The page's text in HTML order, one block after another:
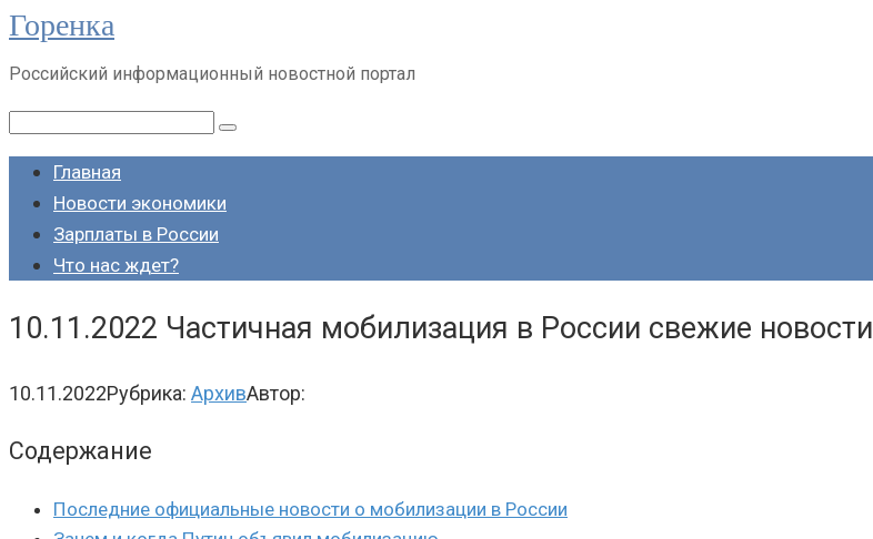
Перейти
контенту
Горенка
Российский информационный новостной портал
Поиск:
Главная
Новости экономики
Зарплаты в России
Что нас ждет?
10.11.2022 Частичная мобилизация в России свежие новости
10.11.2022Рубрика: АрхивАвтор:
Содержание
Последние официальные новости о мобилизации в России